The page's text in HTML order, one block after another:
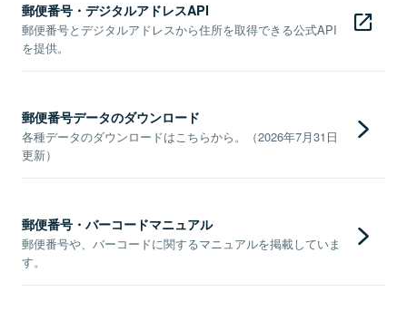
郵便番号・デジタルアドレスAPI
郵便番号とデジタルアドレスから住所を取得できる公式API
を提供。
郵便番号データのダウンロード
各種データのダウンロードはこちらから。（2026年7月31日
更新）
郵便番号・バーコードマニュアル
郵便番号や、バーコードに関するマニュアルを掲載していま
す。